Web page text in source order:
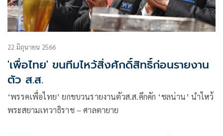
22 มิถุนายน 2566
'เพื่อไทย' ขนทีมไหว้สิ่งศักดิ์สิทธิ์ก่อนรายงาน
ตัว ส.ส.
‘พรรคเพื่อไทย’ ยกขบวนรายงานตัวส.ส.คึกคัก ‘ชลน่าน’ นำไหว้
พระสยามเทวาธิราช – ศาลตายาย